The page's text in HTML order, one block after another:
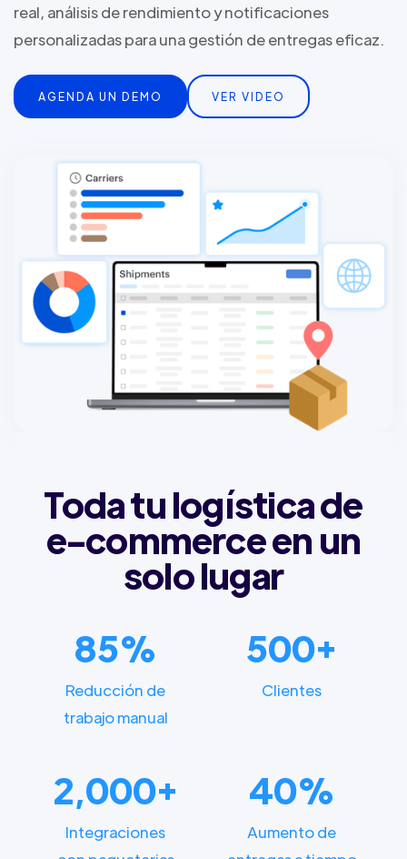
real, análisis de rendimiento y notificaciones
personalizadas para una gestión de entregas eficaz.
AGENDA UN DEMO VER VIDEO
Toda tu logística de
e-commerce en un
solo lugar
85%
Reducción de
trabajo manual
500+
Clientes
2,000+
Integraciones
40%
Aumento de